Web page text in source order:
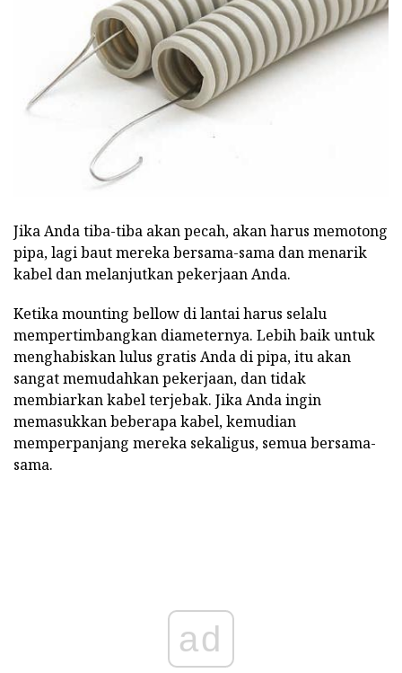
Jika Anda tiba-tiba akan pecah, akan harus memotong
pipa, lagi baut mereka bersama-sama dan menarik
kabel dan melanjutkan pekerjaan Anda.
Ketika mounting bellow di lantai harus selalu
mempertimbangkan diameternya. Lebih baik untuk
menghabiskan lulus gratis Anda di pipa, itu akan
sangat memudahkan pekerjaan, dan tidak
membiarkan kabel terjebak. Jika Anda ingin
memasukkan beberapa kabel, kemudian
memperpanjang mereka sekaligus, semua bersama-
sama.
ad